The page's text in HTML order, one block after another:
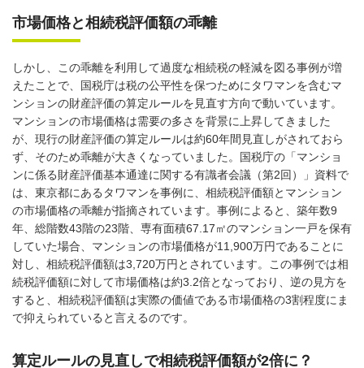
市場価格と相続税評価額の乖離
しかし、この乖離を利用して過度な相続税の軽減を図る事例が増
えたことで、国税庁は税の公平性を保つためにタワマンを含むマ
ンションの財産評価の算定ルールを見直す方向で動いています。
マンションの市場価格は需要の多さを背景に上昇してきました
が、現行の財産評価の算定ルールは約60年間見直しがされておら
ず、そのため乖離が大きくなっていました。国税庁の「マンショ
ンに係る財産評価基本通達に関する有識者会議（第2回）」資料で
は、東京都にあるタワマンを事例に、相続税評価額とマンション
の市場価格の乖離が指摘されています。事例によると、築年数9
年、総階数43階の23階、専有面積67.17㎡のマンション一戸を保有
していた場合、マンションの市場価格が11,900万円であることに
対し、相続税評価額は3,720万円とされています。この事例では相
続税評価額に対して市場価格は約3.2倍となっており、逆の見方を
すると、相続税評価額は実際の価値である市場価格の3割程度にま
で抑えられていると言えるのです。
算定ルールの見直しで相続税評価額が2倍に？